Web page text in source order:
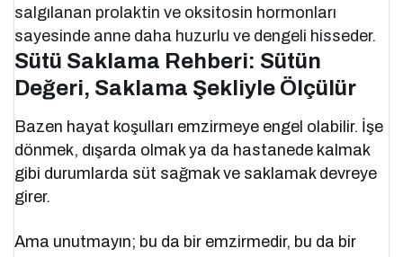
salgılanan prolaktin ve oksitosin hormonları
sayesinde anne daha huzurlu ve dengeli hisseder.
Sütü Saklama Rehberi: Sütün
Değeri, Saklama Şekliyle Ölçülür
Bazen hayat koşulları emzirmeye engel olabilir. İşe
dönmek, dışarda olmak ya da hastanede kalmak
gibi durumlarda süt sağmak ve saklamak devreye
girer.
Ama unutmayın; bu da bir emzirmedir, bu da bir